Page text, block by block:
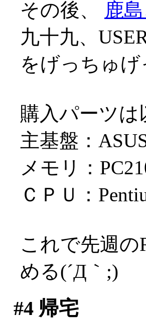
その後、 鹿島
九十九、
をげっちゅげ
購入パーツは
主基盤：
メモリ：
ＣＰＵ：
これで先週の
める(´Д｀;)
#4帰宅